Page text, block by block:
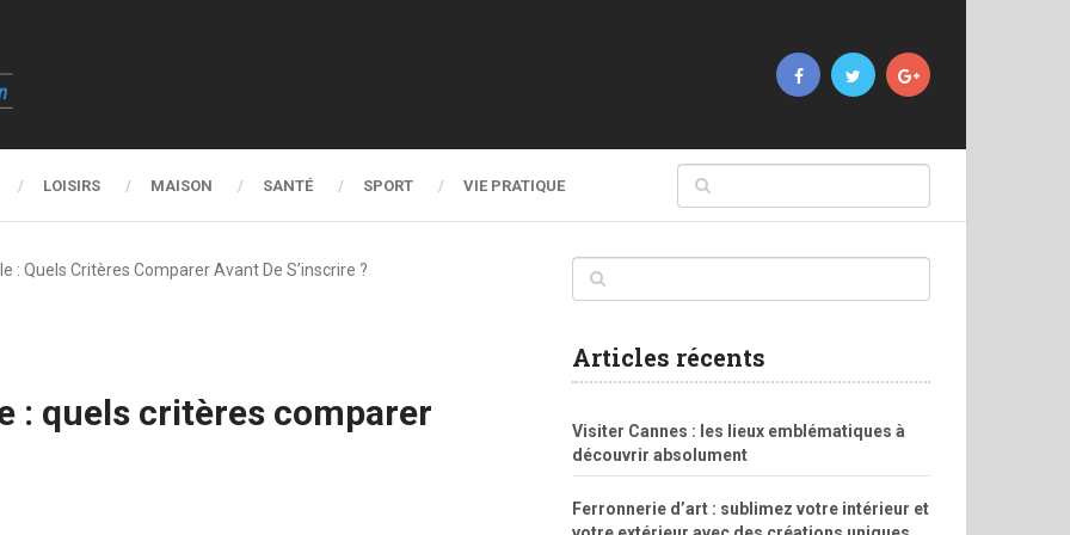
LOISIRS MAISON SANTÉ SPORT VIE PRATIQUE
: Quels Critères Comparer Avant De S’inscrire ?
: quels critères comparer
Articles récents
Visiter Cannes : les lieux emblématiques à
découvrir absolument
Ferronnerie d’art : sublimez votre intérieur et